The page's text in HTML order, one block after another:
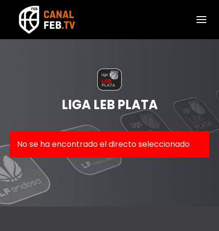
LIGA LEB PLATA
No se ha encontrado el directo seleccionado